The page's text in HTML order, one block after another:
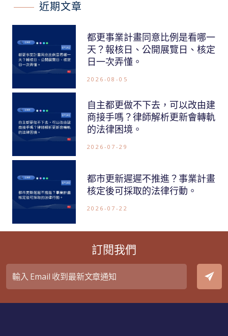
近期文章
都更事業計畫同意比例是看哪一
天？報核日、公開展覽日、核定
日一次弄懂。
2026-08-05
自主都更做不下去，可以改由建
商接手嗎？律師解析更新會轉軌
的法律困境。
2026-07-29
都市更新遲遲不推進？事業計畫
核定後可採取的法律行動。
2026-07-22
訂閱我們